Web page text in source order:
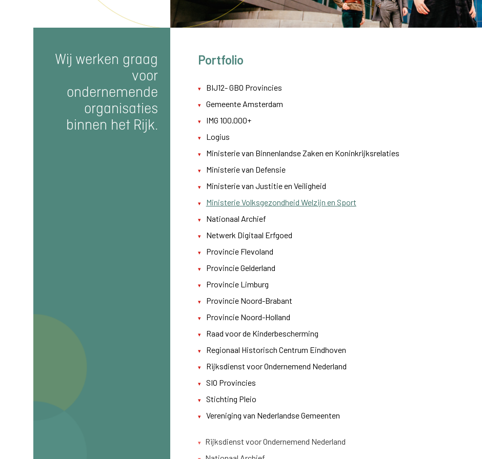
Wij werken graag
voor
ondernemende
organisaties
binnen het Rijk.
Portfolio
BIJ12- GBO Provincies
Gemeente Amsterdam
IMG 100.000+
Logius
Ministerie van Binnenlandse Zaken en Koninkrijksrelaties
Ministerie van Defensie
Ministerie van Justitie en Veiligheid
Ministerie Volksgezondheid Welzijn en Sport
Nationaal Archief
Netwerk Digitaal Erfgoed
Provincie Flevoland
Provincie Gelderland
Provincie Limburg
Provincie Noord-Brabant
Provincie Noord-Holland
Raad voor de Kinderbescherming
Regionaal Historisch Centrum Eindhoven
Rijksdienst voor Ondernemend Nederland
SIO Provincies
Stichting Pleio
Vereniging van Nederlandse Gemeenten
Rijksdienst voor Ondernemend Nederland